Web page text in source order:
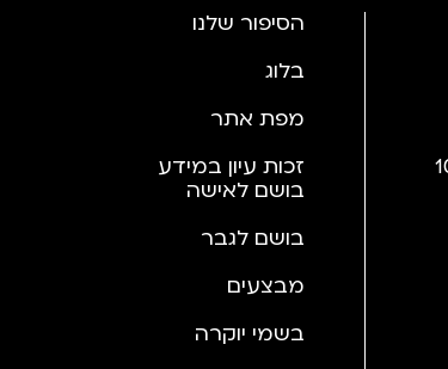
הסיפור שלנו
בלוג
מפת אתר
זכות עיון במידע
בושם לאישה
בושם לגבר
מבצעים
בשמי יוקרה